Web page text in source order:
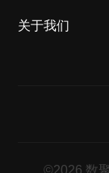
关于我们